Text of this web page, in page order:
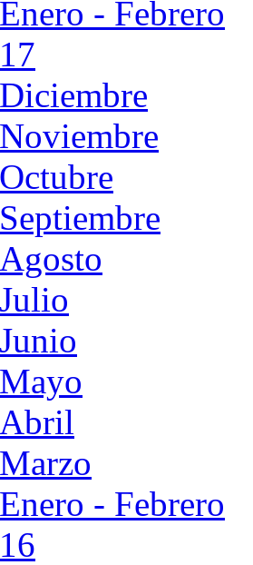
Enero - Febrero
Diciembre
Noviembre
Octubre
Septiembre
Agosto
Julio
Junio
Mayo
Abril
Marzo
Enero - Febrero